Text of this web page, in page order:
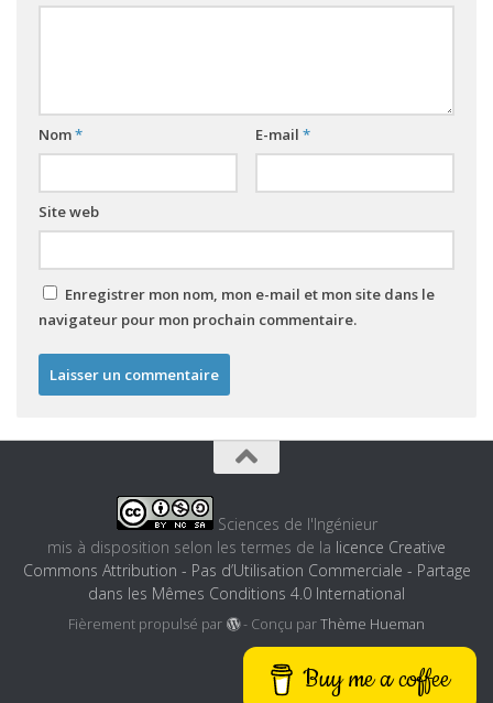
Nom* E-mail *
Site web
Enregistrer mon nom, mon e-mail et mon site dans le
navigateur pour mon prochain commentaire.
Sciences de l'Ingénieur
mis à disposition selon les termes de la licence Creative
Commons Attribution - Pas d’Utilisation Commerciale - Partage
dans les Mêmes Conditions 4.0 International
Fièrement propulsé par - Conçu parThème Hueman
Buy me a coffee